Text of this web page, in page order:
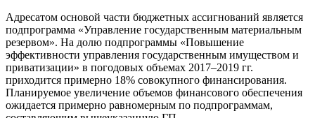
Адресатом основой части бюджетных ассигнований является
подпрограмма «Управление государственным материальным
резервом». На долю подпрограммы «Повышение
эффективности управления государственным имуществом и
приватизации» в погодовых объемах 2017–2019 гг.
приходится примерно 18% совокупного финансирования.
Планируемое увеличение объемов финансового обеспечения
ожидается примерно равномерным по подпрограммам,